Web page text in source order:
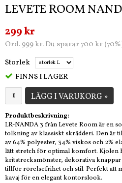
LEVETE ROOM
299 kr
Ord. 999 kr. Du sparar 700 kr
Storlek
FINNS I LAGER
LÄGG I VARUKORG »
Produktbeskrivning:
LR-NANDA 3 från Levete Room är en
tolkning av klassiskt skrädderi. Den är
av 64% polyester, 34% viskos och 2%
lätt stretch för optimal komfort. Kjolen
kritstrecksmönster, dekorativa
tillför rörelsefrihet och stil. Perfekt att
kavaj för en elegant kontorslook.